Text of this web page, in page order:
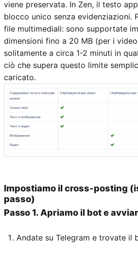
viene preservata. In Zen, il testo
blocco unico senza evidenziazioni.
file multimediali: sono supportate
dimensioni fino a 20 MB (per i
solitamente a circa 1-2 minuti in
ciò che supera questo limite
caricato.
Impostiamo il cross-posting
passo)
Passo 1. Apriamo il bot e
Andate su Telegram e trovate il